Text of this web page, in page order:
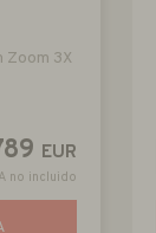
Zoom 3X
EUR
no incluido